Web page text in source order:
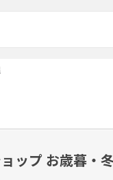
ップ お歳暮・